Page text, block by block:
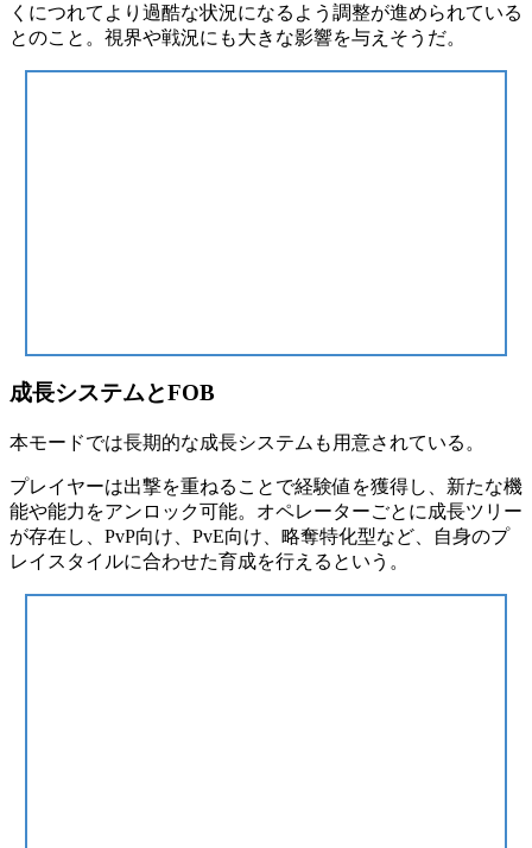
くにつれてより過酷な状況になるよう調整が進められている
とのこと。 視界や戦況にも大きな影響を与えそうだ。
成長システムとFOB
本モードでは長期的な成長システム も用意されている。
プレイヤーは出撃を重ねることで経験値を獲得し、新たな機
能や能力をアンロック可能。オペレーターごとに 成長ツリー
が存在し、PvP向け、PvE向け、略奪特化型など、
自身のプ
レイスタイルに合わせた育成を行えるという。